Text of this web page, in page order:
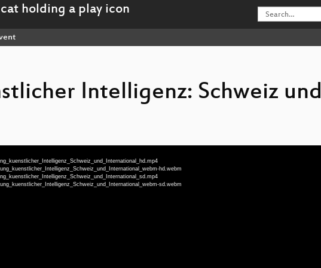
Intelligenz: Schweiz und
hd.webm
sd.webm